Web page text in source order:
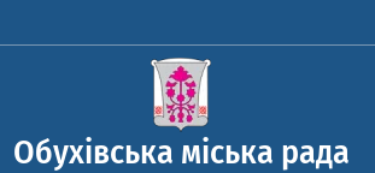
Обухівська міська рада